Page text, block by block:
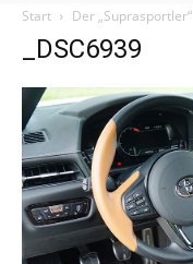
Start Der „Suprasportler“
_DSC6939